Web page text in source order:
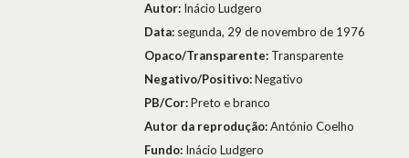
Autor: Inácio Ludgero
Data: segunda, 29 de novembro de 1976
Opaco/Transparente: Transparente
Negativo/Positivo:Negativo
PB/Cor:Preto e branco
Autor da reprodução:António Coelho
Fundo: Inácio Ludgero